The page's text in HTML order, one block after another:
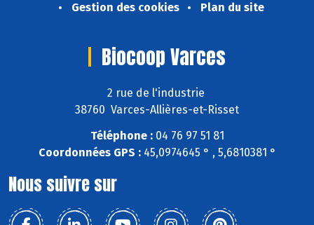
Gestion des cookies
Plan du site
Biocoop Varces
2 rue de l'industrie
38760 Varces-Allières-et-Risset
Téléphone :04 76 97 51 81
Coordonnées GPS :45,0974645 ° , 5,6810381 °
Nous suivre sur